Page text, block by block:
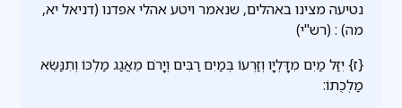
נטיעה מצינו באהלים, שנאמר ויטע אהלי אפדנו (דניאל יא,
מה) : (רש"י)
{ז} יִזַּל מַיִם מִדָּלְיָו וְזַרְעוֹ בְּמַיִם רַבִּים וְיָרֹם מֵאֲגַג מַלְכּוֹ וְתִנַּשֵּׂא
מַלְכֻתוֹ: